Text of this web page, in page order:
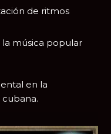
de ritmos
la música popular
en la